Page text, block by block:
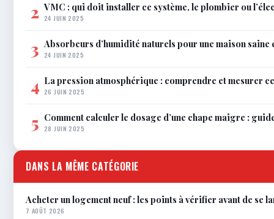
2 VMC : qui doit installer ce système, le plombier ou
24 JUIN 2025
3 Absorbeurs d’humidité naturels pour une maison saine
24 JUIN 2025
4 La pression atmosphérique : comprendre et mesurer
26 JUIN 2025
5 Comment calculer le dosage d’une chape maigre :
28 JUIN 2025
DANS LA MÊME CATÉGORIE
Acheter un logement neuf : les points à vérifier avant de se
7 AOÛT 2026